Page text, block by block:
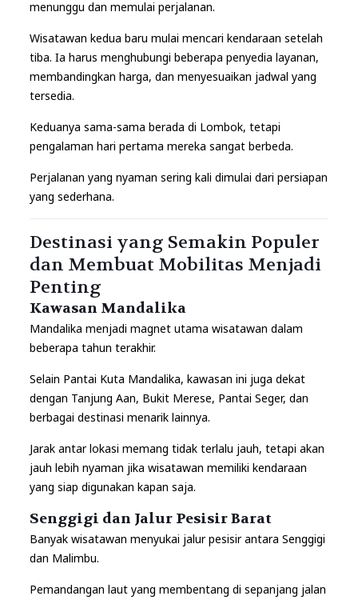
menunggu dan memulai perjalanan.
Wisatawan kedua baru mulai mencari kendaraan setelah
tiba. Ia harus menghubungi beberapa penyedia layanan,
membandingkan harga, dan menyesuaikan jadwal yang
tersedia.
Keduanya sama-sama berada di Lombok, tetapi
pengalaman hari pertama mereka sangat berbeda.
Perjalanan yang nyaman sering kali dimulai dari persiapan
yang sederhana.
Destinasi yang Semakin Populer
dan Membuat Mobilitas Menjadi
Penting
Kawasan Mandalika
Mandalika menjadi magnet utama wisatawan dalam
beberapa tahun terakhir.
Selain Pantai Kuta Mandalika, kawasan ini juga dekat
dengan Tanjung Aan, Bukit Merese, Pantai Seger, dan
berbagai destinasi menarik lainnya.
Jarak antar lokasi memang tidak terlalu jauh, tetapi akan
jauh lebih nyaman jika wisatawan memiliki kendaraan
yang siap digunakan kapan saja.
Senggigi dan Jalur Pesisir Barat
Banyak wisatawan menyukai jalur pesisir antara Senggigi
dan Malimbu.
Pemandangan laut yang membentang di sepanjang jalan